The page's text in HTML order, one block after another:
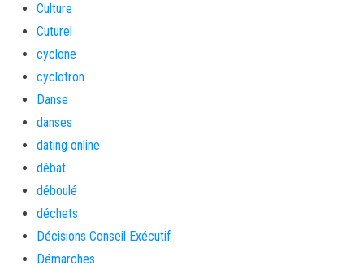
Culture
Cuturel
cyclone
cyclotron
Danse
danses
dating online
débat
déboulé
déchets
Décisions Conseil Exécutif
Démarches